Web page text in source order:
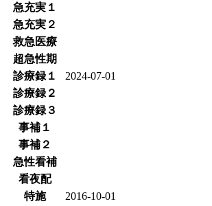
急充実１
急充実２
救急医療
超急性期
診療録１
2024-07-01
診療録２
診療録３
事補１
事補２
急性看補
看夜配
特施
2016-10-01